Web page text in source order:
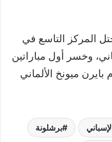
المركز التاسع في
وخسر أول مباراتين
ميونخ الألماني
برشلونة